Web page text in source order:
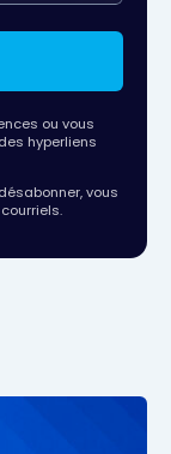
ou vous
hyperliens
vous